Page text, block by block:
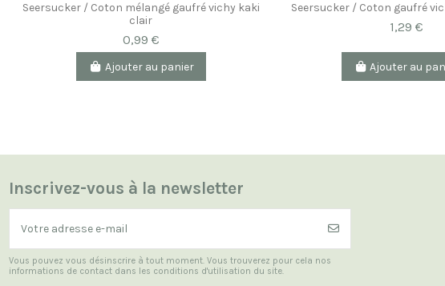
Seersucker / Coton mélangé gaufré vichy kaki
clair
0,99 €
Ajouter au panier
Seersucker / Coton gaufré
1,29 €
Ajouter au
Inscrivez-vous à la newsletter
Vous pouvez vous désinscrire à tout moment. Vous trouverez pour cela nos
informations de contact dans les conditions d'utilisation du site.